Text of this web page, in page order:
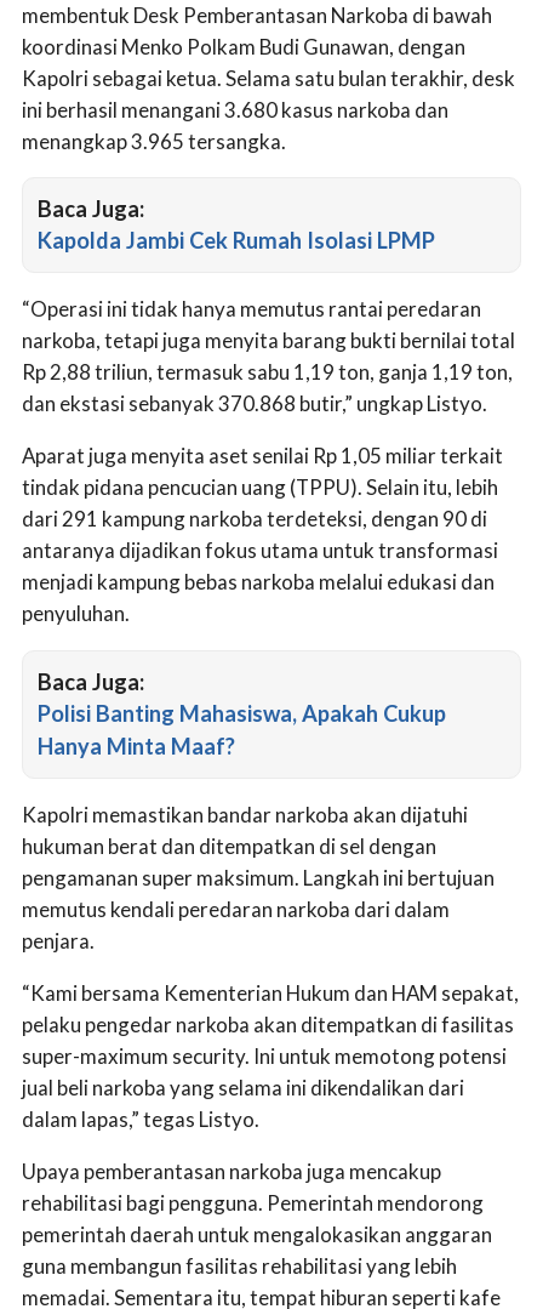
membentuk Desk Pemberantasan Narkoba di bawah
koordinasi Menko Polkam Budi Gunawan, dengan
Kapolri sebagai ketua. Selama satu bulan terakhir, desk
ini berhasil menangani 3.680 kasus narkoba dan
menangkap 3.965 tersangka.
Baca Juga:
Kapolda Jambi Cek Rumah Isolasi LPMP
“Operasi ini tidak hanya memutus rantai peredaran
narkoba, tetapi juga menyita barang bukti bernilai total
Rp 2,88 triliun, termasuk sabu 1,19 ton, ganja 1,19 ton,
dan ekstasi sebanyak 370.868 butir,” ungkap Listyo.
Aparat juga menyita aset senilai Rp 1,05 miliar terkait
tindak pidana pencucian uang (TPPU). Selain itu, lebih
dari 291 kampung narkoba terdeteksi, dengan 90 di
antaranya dijadikan fokus utama untuk transformasi
menjadi kampung bebas narkoba melalui edukasi dan
penyuluhan.
Baca Juga:
Polisi Banting Mahasiswa, Apakah Cukup
Hanya Minta Maaf?
Kapolri memastikan bandar narkoba akan dijatuhi
hukuman berat dan ditempatkan di sel dengan
pengamanan super maksimum. Langkah ini bertujuan
memutus kendali peredaran narkoba dari dalam
penjara.
“Kami bersama Kementerian Hukum dan HAM sepakat,
pelaku pengedar narkoba akan ditempatkan di fasilitas
super-maximum security. Ini untuk memotong potensi
jual beli narkoba yang selama ini dikendalikan dari
dalam lapas,” tegas Listyo.
Upaya pemberantasan narkoba juga mencakup
rehabilitasi bagi pengguna. Pemerintah mendorong
pemerintah daerah untuk mengalokasikan anggaran
guna membangun fasilitas rehabilitasi yang lebih
memadai. Sementara itu, tempat hiburan seperti kafe